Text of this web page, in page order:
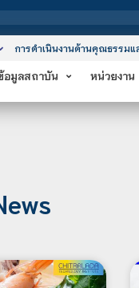
การดำเนินงานด้านคุณธรรมแ
อมูลสถาบัน หน่วยงาน